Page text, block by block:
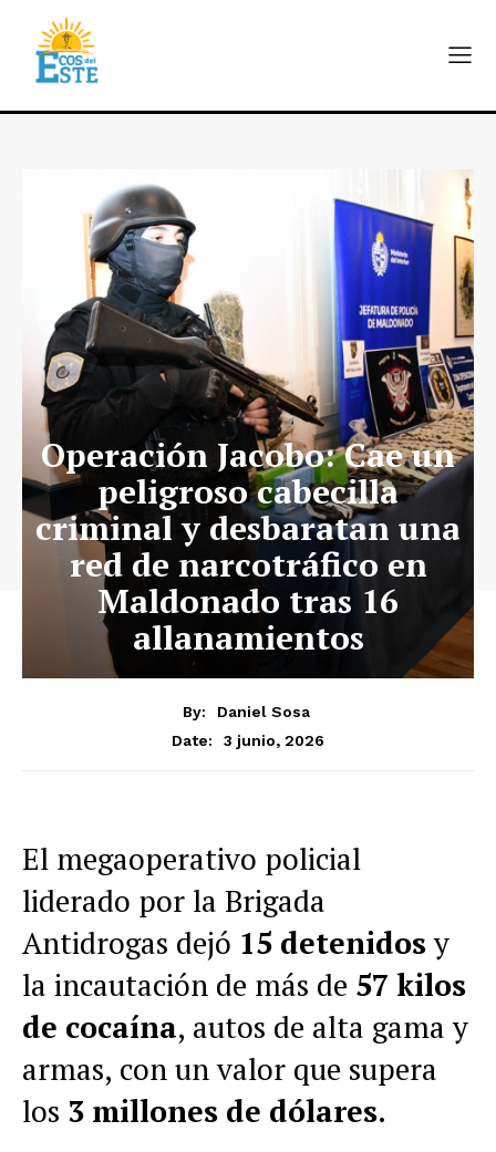
Operación Jacobo: Cae un
peligroso cabecilla
criminal y desbaratan una
red de narcotráfico en
Maldonado tras 16
allanamientos
By:
Daniel Sosa
Date:
3 junio, 2026
El megaoperativo policial
liderado por la Brigada
Antidrogas dejó 15 detenidosy
la incautación de más de 57 kilos
de cocaína, autos de alta gama y
armas, con un valor que supera
los 3 millones de dólares.